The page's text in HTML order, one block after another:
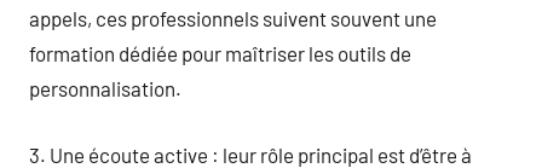
appels, ces professionnels suivent souvent une
formation dédiée pour maîtriser les outils de
personnalisation.
3. Une écoute active : leur rôle principal est d’être à